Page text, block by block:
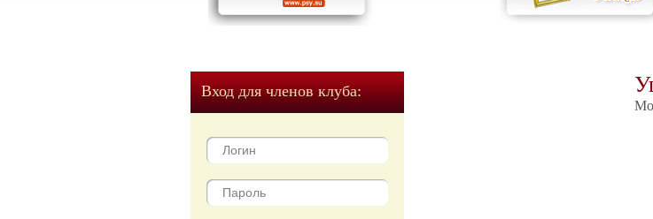
Вход для членов клуба: